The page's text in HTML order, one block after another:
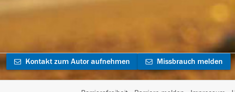
Kontakt zum Autor aufnehmen Missbrauch melden